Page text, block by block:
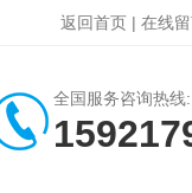
返回首页 | 在线
全国服务咨询热线: